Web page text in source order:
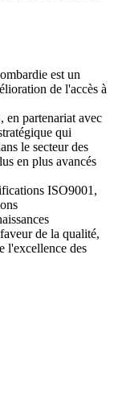
est un
de l'accès à
partenariat avec
qui
le secteur des
en plus avancés
ISO9001,
de la qualité,
l'excellence des